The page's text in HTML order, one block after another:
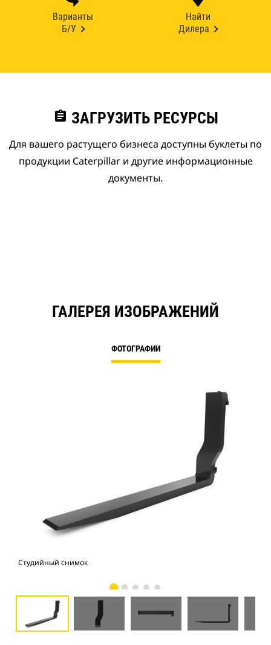
Варианты
Б/У
Найти
Дилера
assignment ЗАГРУЗИТЬ РЕСУРСЫ
Для вашего растущего бизнеса доступны буклеты по
продукции Caterpillar и другие информационные
документы.
ГАЛЕРЕЯ ИЗОБРАЖЕНИЙ
ФОТОГРАФИИ
Студийный снимок